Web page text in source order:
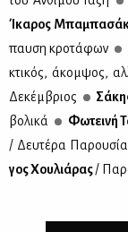
Ίκα­ρος
παυ­ση κρο­τά­φων
κτι­κός, άκομ­ψος,
Δε­κέμ­βριος
βο­λι­κά
Φω­τει­νή
/ Δευ­τέ­ρα Πα­ρου­σία
γος Χου­λιά­ρας/